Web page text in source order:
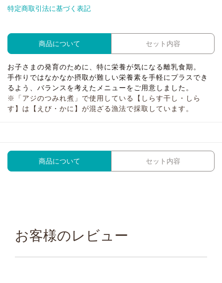
特定商取引法に基づく表記
商品について セット内容
お子さまの発育のために、特に栄養が気になる離乳食期。
手作りではなかなか摂取が難しい栄養素を手軽にプラスでき
るよう、バランスを考えたメニューをご用意しました。
※「アジのつみれ煮」で使用している【しらす干し・しら
す】は【えび・かに】が混ざる漁法で採取しています。
商品について セット内容
お客様のレビュー